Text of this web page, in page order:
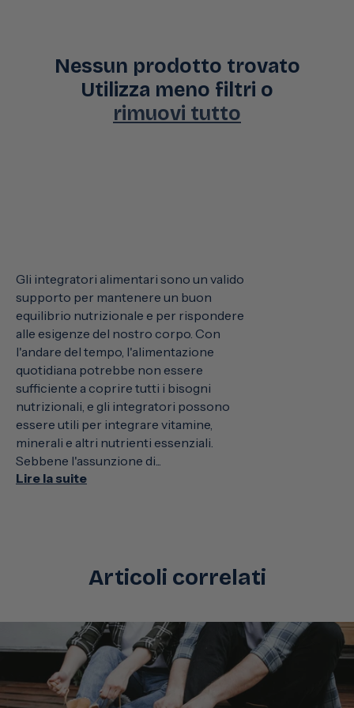
Nessun prodotto trovato
Utilizza meno filtri o
rimuovi tutto
Gli integratori alimentari sono un valido
supporto per mantenere un buon
equilibrio nutrizionale e per rispondere
alle esigenze del nostro corpo. Con
l'andare del tempo, l'alimentazione
quotidiana potrebbe non essere
sufficiente a coprire tutti i bisogni
nutrizionali, e gli integratori possono
essere utili per integrare vitamine,
minerali e altri nutrienti essenziali.
Sebbene l'assunzione di...
Lire la suite
Articoli correlati